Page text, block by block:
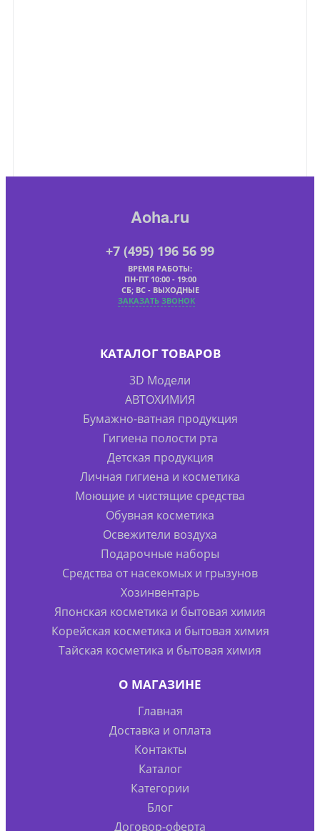
Aoha.ru
+7 (495) 196 56 99
ВРЕМЯ РАБОТЫ:
ПН-ПТ 10:00 - 19:00
СБ; ВС - ВЫХОДНЫЕ
ЗАКАЗАТЬ ЗВОНОК
КАТАЛОГ ТОВАРОВ
3D Модели
АВТОХИМИЯ
Бумажно-ватная продукция
Гигиена полости рта
Детская продукция
Личная гигиена и косметика
Моющие и чистящие средства
Обувная косметика
Освежители воздуха
Подарочные наборы
Средства от насекомых и грызунов
Хозинвентарь
Японская косметика и бытовая химия
Корейская косметика и бытовая химия
Тайская косметика и бытовая химия
О МАГАЗИНЕ
Главная
Доставка и оплата
Контакты
Каталог
Категории
Блог
Договор-оферта